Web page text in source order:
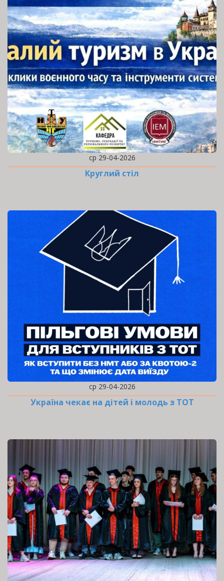
ср 29-04-2026
Круглий стіл
ср 29-04-2026
Україна чекає на дітей і молодь з ТОТ